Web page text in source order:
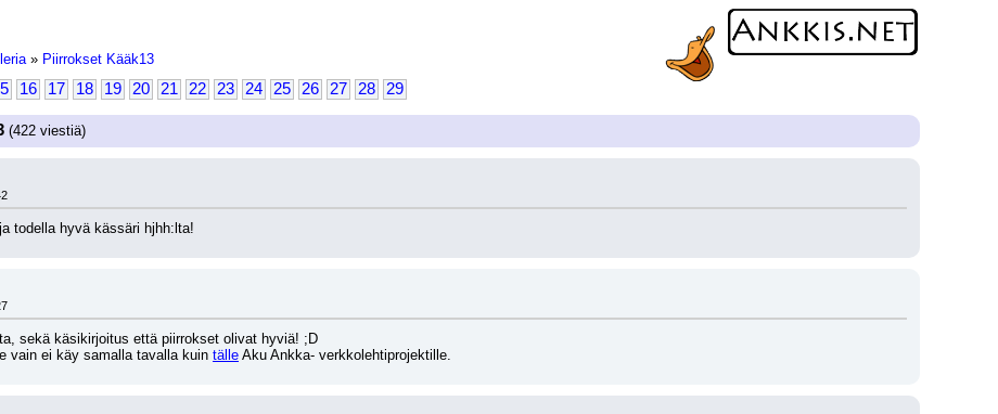
» Piirrokset Kääk13
16 17 18 19 20 21 22 23 24 25 26 27 28 29
(422 viestiä)
todella hyvä kässäri hjhh:lta!
sekä käsikirjoitus että piirrokset olivat hyviä! ;D
vain ei käy samalla tavalla kuin tälle Aku Ankka- verkkolehtiprojektille.